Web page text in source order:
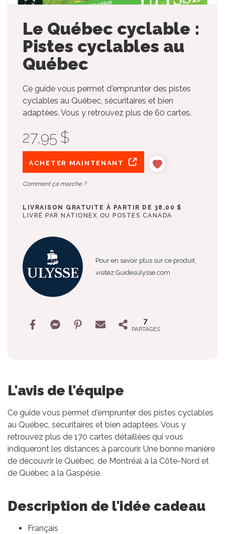
Le Québec cyclable :
Pistes cyclables au
Québec
Ce guide vous permet d'emprunter des pistes
cyclables au Québec, sécuritaires et bien
adaptées. Vous y retrouvez plus de 60 cartes.
27,95 $
ACHETER MAINTENANT
Comment ça marche ?
LIVRAISON GRATUITE À PARTIR DE 38,00 $
LIVRÉ PAR NATIONEX OU POSTES CANADA
Pour en savoir plus sur ce produit,
visitez Guidesulysse.com
7
PARTAGES
L'avis de l'équipe
Ce guide vous permet d'emprunter des pistes cyclables
au Québec, sécuritaires et bien adaptées. Vous y
retrouvez plus de 170 cartes détaillées qui vous
indiqueront les distances à parcourir. Une bonne manière
de découvrir le Québec, de Montréal à la Côte-Nord et
de Québec à la Gaspésie.
Description de l'idée cadeau
Français